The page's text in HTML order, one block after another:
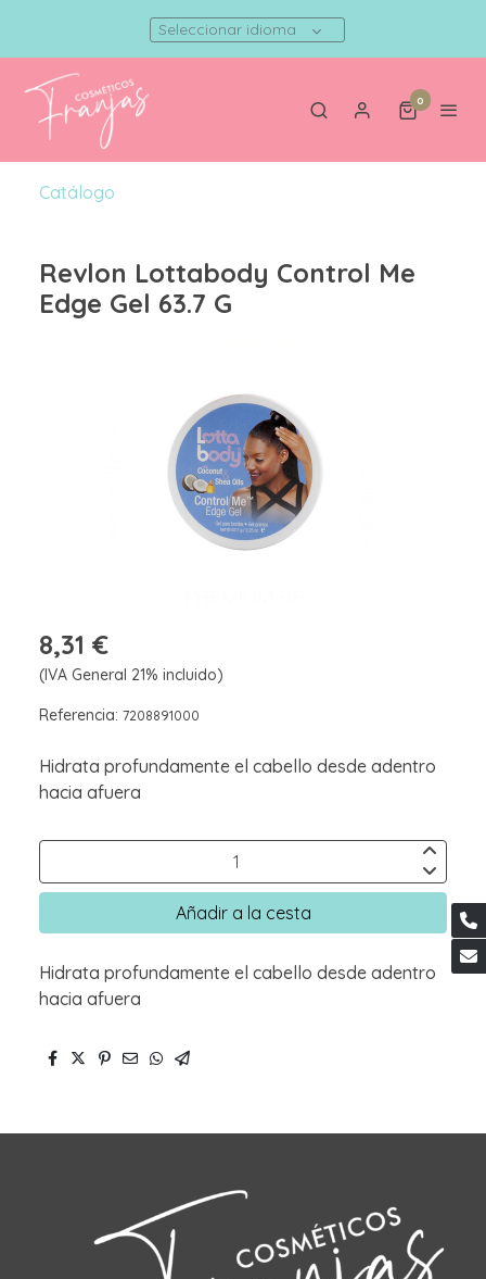
Seleccionar idioma
0
Catálogo
Revlon Lottabody Control Me
Edge Gel 63.7 G
8,31 €
(IVA General 21% incluido)
Referencia: 7208891000
Hidrata profundamente el cabello desde adentro
hacia afuera
Añadir a la cesta
Hidrata profundamente el cabello desde adentro
hacia afuera